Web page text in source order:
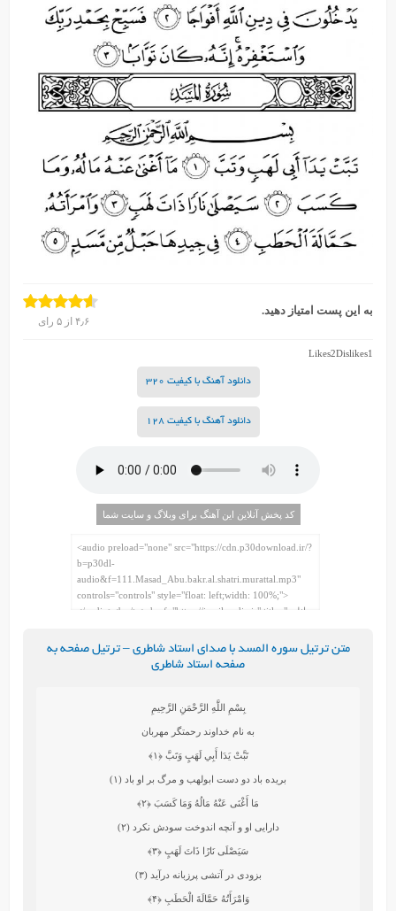
به این پست امتیاز دهید.
۴٫۶ از۵ رای
Likes2Dislikes1
دانلود آهنگ با کیفیت 320
دانلود آهنگ با کیفیت 128
کد پخش آنلاین این آهنگ برای وبلاگ و سایت شما
متن ترتیل سوره المسد با صدای استاد شاطری – ترتیل صفحه به
صفحه استاد شاطری
بِسْمِ اللَّهِ الرَّحْمَنِ الرَّحِيمِ
به نام خداوند رحمتگر مهربان
تَبَّتْ يَدَا أَبِي لَهَبٍ وَتَبَّ﴿۱﴾
بريده باد دو دست ابولهب و مرگ بر او باد (۱)
مَا أَغْنَى عَنْهُ مَالُهُ وَمَا كَسَبَ ﴿۲﴾
دارايى او و آنچه اندوخت‏ سودش نكرد (۲)
سَيَصْلَى نَارًا ذَاتَ لَهَبٍ ﴿۳﴾
بزودى در آتشى پرزبانه درآيد (۳)
وَامْرَأَتُهُ حَمَّالَةَ الْحَطَبِ﴿۴﴾